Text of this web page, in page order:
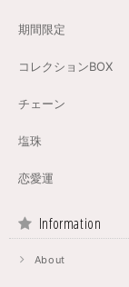
期間限定
コレクションBOX
チェーン
塩珠
恋愛運
Information
About